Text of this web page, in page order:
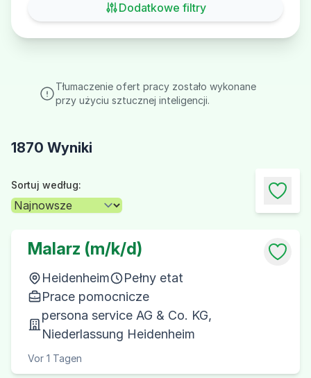
Dodatkowe filtry
Tłumaczenie ofert pracy zostało wykonane
przy użyciu sztucznej inteligencji.
1870 Wyniki
Sortuj według:
Malarz (m/k/d)
Heidenheim
Pełny etat
Prace pomocnicze
persona service AG & Co. KG,
Niederlassung Heidenheim
Vor 1 Tagen